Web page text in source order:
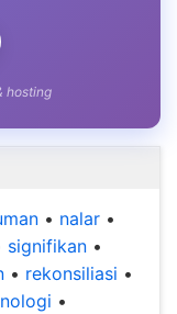
hosting
• nalar •
signifikan •
• rekonsiliasi •
•